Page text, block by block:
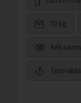
70 kg
Kék